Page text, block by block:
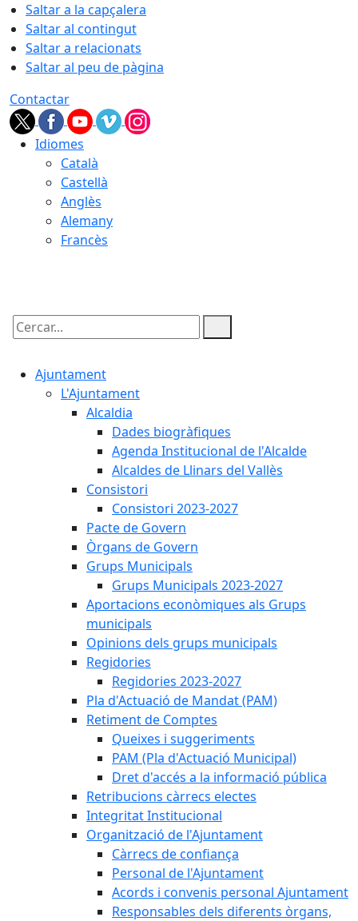
Saltar a la capçalera
Saltar al contingut
Saltar a relacionats
Saltar al peu de pàgina
Contactar
Idiomes
Català
Castellà
Anglès
Alemany
Francès
Cercar:
Ajuntament
L'Ajuntament
Alcaldia
Dades biogràfiques
Agenda Institucional de l'Alcalde
Alcaldes de Llinars del Vallès
Consistori
Consistori 2023-2027
Pacte de Govern
Òrgans de Govern
Grups Municipals
Grups Municipals 2023-2027
Aportacions econòmiques als Grups
municipals
Opinions dels grups municipals
Regidories
Regidories 2023-2027
Pla d'Actuació de Mandat (PAM)
Retiment de Comptes
Queixes i suggeriments
PAM (Pla d'Actuació Municipal)
Dret d'accés a la informació pública
Retribucions càrrecs electes
Integritat Institucional
Organització de l'Ajuntament
Càrrecs de confiança
Personal de l'Ajuntament
Acords i convenis personal Ajuntament
Responsables dels diferents òrgans,